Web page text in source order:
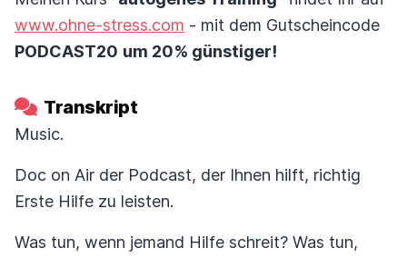
www.ohne-stress.com - mit dem Gutscheincode
PODCAST20 um 20% günstiger!
Transkript
Music.
Doc on Air der Podcast, der Ihnen hilft, richtig
Erste Hilfe zu leisten.
Was tun, wenn jemand Hilfe schreit? Was tun,